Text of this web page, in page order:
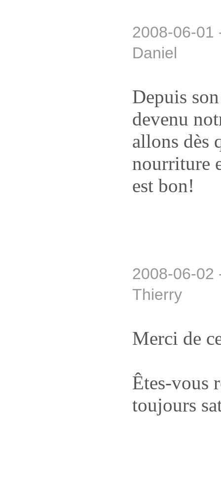
2008-06-01
Daniel
Depuis
devenu
allons dès
nourriture
est bon!
2008-06-02
Thierry
Merci de
Êtes-vous
toujours